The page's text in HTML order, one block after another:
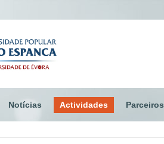
Notícias Actividades Parceiros